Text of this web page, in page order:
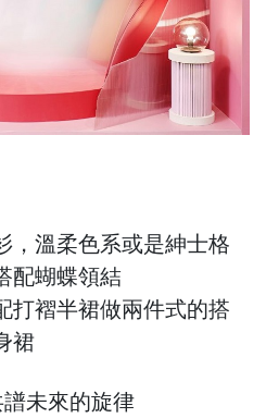
，溫柔色系或是紳士格
配蝴蝶領結
打褶半裙做兩件式的搭
裙
未來的旋律